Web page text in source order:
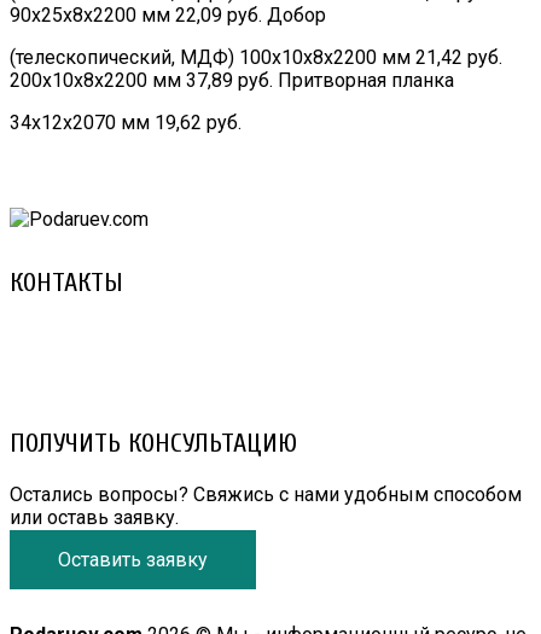
90х25х8х2200 мм 22,09 руб. Добор
(телескопический, МДФ) 100х10х8х2200 мм 21,42 руб.
200х10х8х2200 мм 37,89 руб. Притворная планка
34х12х2070 мм 19,62 руб.
КОНТАКТЫ
ПОЛУЧИТЬ КОНСУЛЬТАЦИЮ
Остались вопросы? Свяжись с нами удобным способом
или оставь заявку.
Оставить заявку